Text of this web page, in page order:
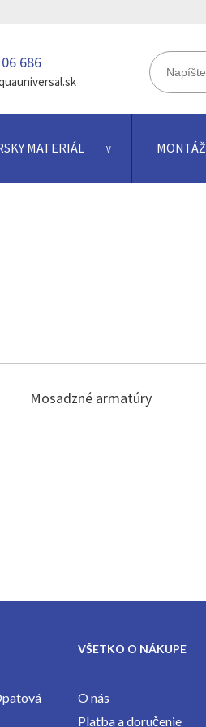
686
MATERIÁL MONTÁŽ
Mosadzné armatúry
VŠETKO O NÁKUPE
O nás
Platba a doručenie